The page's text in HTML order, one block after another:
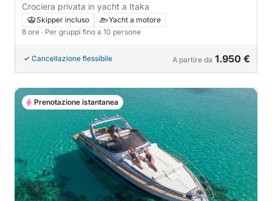
Crociera privata in yacht a Itaka
Skipper incluso
Yacht a motore
8 ore · Per gruppi fino a 10 persone
Cancellazione flessibile A partire da 1.950 €
Prenotazione istantanea